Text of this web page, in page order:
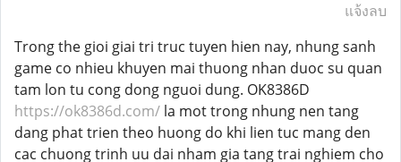
แจ้งลบ
Trong the gioi giai tri truc tuyen hien nay, nhung sanh
game co nhieu khuyen mai thuong nhan duoc su quan
tam lon tu cong dong nguoi dung. OK8386D
https://ok8386d.com/ la mot trong nhung nen tang
dang phat trien theo huong do khi lien tuc mang den
cac chuong trinh uu dai nham gia tang trai nghiem cho